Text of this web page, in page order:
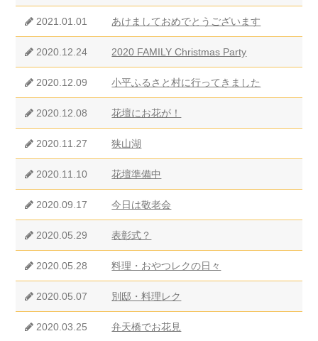
2021.01.01 あけましておめでとうございます
2020.12.24 2020 FAMILY Christmas Party
2020.12.09 小平ふるさと村に行ってきました
2020.12.08 花壇にお花が！
2020.11.27 狭山湖
2020.11.10 花壇準備中
2020.09.17 今日は敬老会
2020.05.29 表彰式？
2020.05.28 料理・おやつレクの日々
2020.05.07 別邸・料理レク
2020.03.25 弁天橋でお花見